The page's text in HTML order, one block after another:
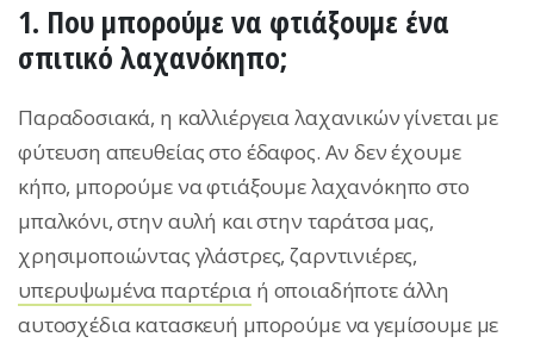
1. Που μπορούμε να φτιάξουμε ένα
σπιτικό λαχανόκηπο;
Παραδοσιακά, η καλλιέργεια λαχανικών γίνεται με
φύτευση απευθείας στο έδαφος. Αν δεν έχουμε
κήπο, μπορούμε να φτιάξουμε λαχανόκηπο στο
μπαλκόνι, στην αυλή και στην ταράτσα μας,
χρησιμοποιώντας γλάστρες, ζαρντινιέρες,
υπερυψωμένα παρτέρια ή οποιαδήποτε άλλη
αυτοσχέδια κατασκευή μπορούμε να γεμίσουμε με